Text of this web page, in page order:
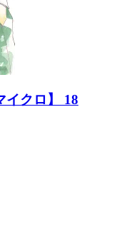
イクロ】 18